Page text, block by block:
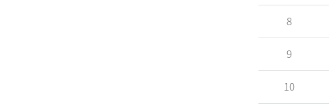
8
9
10